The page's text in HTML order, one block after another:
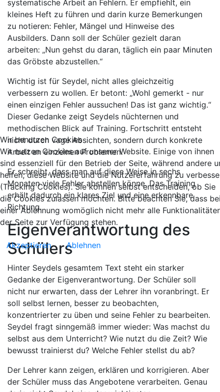
systematische Arbeit an Fehlern. Er empfiehlt, ein
kleines Heft zu führen und darin kurze Bemerkungen
zu notieren: Fehler, Mängel und Hinweise des
Ausbilders. Dann soll der Schüler gezielt daran
arbeiten: „Nun gehst du daran, täglich ein paar Minuten
das Gröbste abzustellen.“
Wichtig ist für Seydel, nicht alles gleichzeitig
verbessern zu wollen. Er betont: „Wohl gemerkt - nur
einen einzigen Fehler aussuchen! Das ist ganz wichtig.“
Dieser Gedanke zeigt Seydels nüchternen und
methodischen Blick auf Training. Fortschritt entsteht
nicht durch vage Absichten, sondern durch konkrete
Arbeit an einzelnen Problemen.
Er schreibt, dass man auf diese Weise in sechs
Monaten viele Fehler abstellen könne. Das Training
erhält dadurch ein klares Ziel und eine erkennbare
Richtung.
Eigenverantwortung des
Schülers
Hinter Seydels gesamtem Text steht ein starker
Gedanke der Eigenverantwortung. Der Schüler soll
nicht nur erwarten, dass der Lehrer ihn voranbringt. Er
soll selbst lernen, besser zu beobachten,
konzentrierter zu üben und seine Fehler zu bearbeiten.
Seydel fragt sinngemäß immer wieder: Was machst du
selbst aus dem Unterricht? Wie nutzt du die Zeit? Wie
bewusst trainierst du? Welche Fehler stellst du ab?
Der Lehrer kann zeigen, erklären und korrigieren. Aber
der Schüler muss das Angebotene verarbeiten. Genau
Wir benutzen Cookies
Wir nutzen Cookies auf unserer Website. Einige von ihnen
sind essenziell für den Betrieb der Seite, während andere
helfen, diese Website und die Nutzererfahrung zu
(Tracking Cookies). Sie können selbst entscheiden, ob Sie
die Cookies zulassen möchten. Bitte beachten Sie, dass
einer Ablehnung womöglich nicht mehr alle
der Seite zur Verfügung stehen.
Akzeptieren Ablehnen